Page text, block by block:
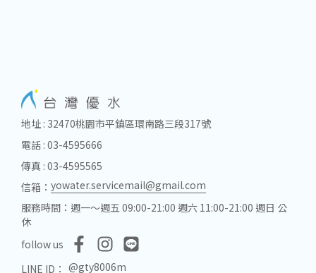
地址 : 32470桃園市平鎮區環南路三段317號
電話 : 03-4595666
傳真 : 03-4595565
信箱： yowater.servicemail@gmail.com
服務時間：週一～週五 09:00-21:00 週六 11:00-21:00 週日 公
休
follow us
LINE ID： @gty8006m